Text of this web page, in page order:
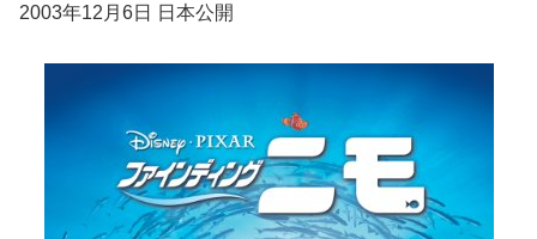
2003年12月6日 日本公開